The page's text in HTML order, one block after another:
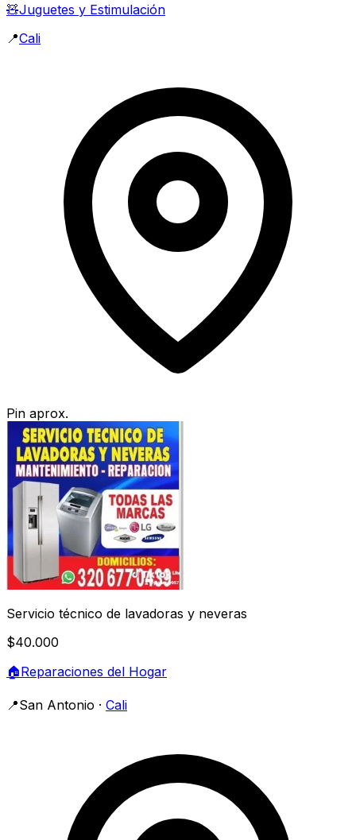
🧸Juguetes y Estimulación
📍Cali
Pin aprox.
Servicio técnico de lavadoras y neveras
$40.000
🏠Reparaciones del Hogar
📍San Antonio · Cali